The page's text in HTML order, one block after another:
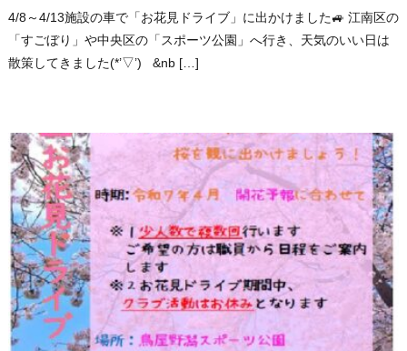
4/8～4/13施設の車で「お花見ドライブ」に出かけました🚙 江南区の
「すごぼり」や中央区の「スポーツ公園」へ行き、天気のいい日は
散策してきました(*’▽’) &nb […]